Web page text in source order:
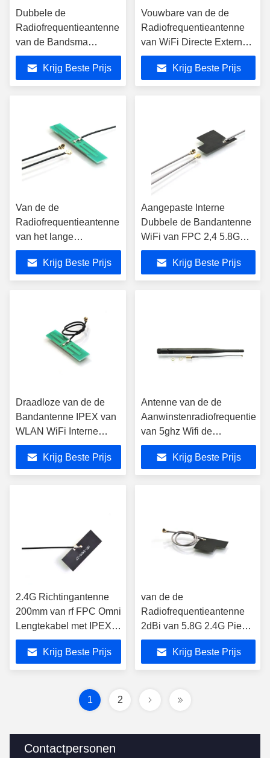
Contactpersonen
Dubbele de
Radiofrequentieantenne
van de Bandsma
Schakelaar 5dbi
Krijg Beste Prijs
Vouwbare van de de
Radiofrequentieantenne
van WiFi Directe Externe
de Lange afstand5g
HulpradioKrijg Beste Prijs
Van de de
Radiofrequentieantenne
van het lange
afstandflard Dubbele de
Band Interne PCB 5GHz
WiFi
Krijg Beste Prijs
Aangepaste Interne
Dubbele de Bandantenne
WiFi van FPC 2,4 5.8G
met IPEX-Schakelaar
Krijg Beste Prijs
Draadloze van de de
Bandantenne IPEX van
WLAN WiFi Interne
Dubbele de
Schakelaarpcb
Materiële 2.4/5.8Ghz
Krijg Beste Prijs
Antenne van de de
Aanwinstenradiofrequentie
van 5ghz Wifi de
Rubber5dbi
Krijg Beste Prijs
2.4G Richtingantenne
200mm van rf FPC Omni
Lengtekabel met IPEX-
Schakelaar
Krijg Beste Prijs
van de de
Radiofrequentieantenne
2dBi van 5.8G 2.4G Piek
de Aanwinstenipex
Schakelaar voor Tablet PC
Krijg Beste Prijs
1 2